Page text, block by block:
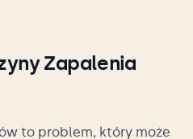
Zapalenia
to problem, który może